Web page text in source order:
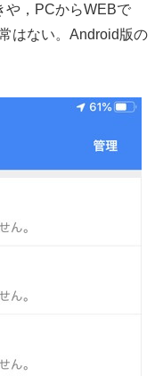
や，PCからWEBで
はない。Android版の